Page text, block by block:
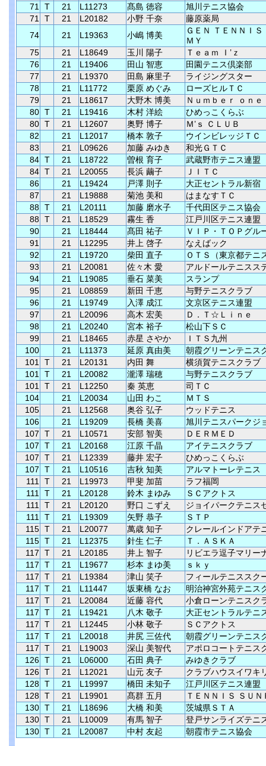
71
T 21 L11273 髙島 徳容
旭川テニス協会
71
T 21 L20182 小野 千奈
藤原薬局
74
21 L19363 小嶋 博美
ＧＥＮ ＴＥＮＮＩ
ＭＹ
75
21 L18649 玉川 陽子
Ｔｅａｍ Ｉ’ｚ
76
21 L19406 田山 智恵
田園テニス倶楽部
77
21 L19370 田島 麻里子
ライジングスター
78
21 L11772 栗原 めぐみ
ローズヒルＴＣ
79
21 L18617 大野木 博美
Ｎｕｍｂｅｒ ｏｎｅ
80 T 21 L19416 木村 洋絵
ひめっこくらぶ
80 T 21 L12607 奥野 博子
Ｍ’ｓ ＣＬＵＢ
82
21 L12017 橋本 敦子
ウインビレッジＴＣ
83
21 L09626 加藤 みゆき
和光ＧＴＣ
84 T 21 L18722 曽根 育子
武蔵野市テニス連盟
84 T 21 L20055 長浜 繭子
ＪＩＴＣ
86
21 L19424 戸澤 則子
大正セントラル新宿
87
21 L19888 菊池 美和
はまなすＴＣ
88 T 21 L20111 加藤 磨水子
千代田区テニス協会
88 T 21 L18529 霧生 香
江戸川区テニス連盟
90
21 L18444 髙田 祐子
ＶＩＰ・ＴＯＰグル
91
21 L12295 井上 啓子
なえばック
92
21 L19720 柴田 直子
ＯＴＳ（東京都テニ
93
21 L20081 佐々木 愛
アルドールテニスス
94
21 L19085 垂石 菜美
スランプ
95
21 L08859 新田 千恵
与野テニスクラブ
96
21 L19749 入澤 成江
文京区テニス連盟
97
21 L20096 高木 宏美
Ｄ．Ｔ☆Ｌｉｎｅ
98
21 L20240 宮本 裕子
松山下ＳＣ
99
21 L18465 赤星 さやか
ＩＴＳ九州
100
21 L11373 延原 真由美
朝霞グリーンテニス
101
T 21 L20131 内田 舞
横須賀テニスクラブ
101
T 21 L20082 瀧澤 瑞穂
与野テニスクラブ
101
T 21 L12250 秦 英恵
司ＴＣ
104
21 L20034 山田 わこ
ＭＴＳ
105
21 L12568 奥谷 弘子
ウッドテニス
106
21 L19209 長橋 美喜
旭川テニスパークジ
107
T 21 L10571 安部 智美
ＤＥＲＭＥＤ
107
T 21 L20168 江原 千晶
アイテニスクラブ
107
T 21 L12339 藤井 宏子
ひめっこくらぶ
107
T 21 L10516 吉秋 知美
アルマトーレテニス
111
T 21 L19973 甲斐 加苗
ラフ福岡
111
T 21 L20128 鈴木 まゆみ
ＳＣアクトス
111
T 21 L20120 野口 こずえ
ジョイパークテニス
111
T 21 L19309 矢野 恭子
ＳＴＰ
115 T 21 L20077 萬歳 知子
クレールインドアテ
115 T 21 L12375 針生 仁子
Ｔ．ＡＳＫＡ
117
T 21 L20185 井上 智子
リビエラ逗子マリー
117
T 21 L19677 杉本 まゆ美
ｓｋｙ
117
T 21 L19384 津山 笑子
フィールテニススク
117
T 21 L11447 坂東橋 なお
明治神宮外苑テニス
117
T 21 L20084 近藤 容代
小倉ローンテニスク
117
T 21 L19421 八木 敬子
大正セントラルテニ
117
T 21 L12445 小林 敬子
ＳＣアクトス
117
T 21 L20018 井尻 三佐代
朝霞グリーンテニス
117
T 21 L19003 深山 美智代
アポロコートテニス
126 T 21 L06000 石田 典子
みゆきクラブ
126 T 21 L12021 山元 友子
クラブハウスイワキ
128 T 21 L19997 橋田 未知子
江戸川区テニス連盟
128 T 21 L19901 髙群 五月
ＴＥＮＮＩＳ ＳＵＮ
130 T 21 L18696 大橋 和美
茨城県ＳＴＡ
130 T 21 L10009 有馬 智子
登戸サンライズテニ
130 T 21 L20087 中村 友起 朝霞市テニス協会